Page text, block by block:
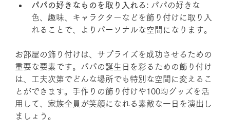
パパの好きなものを取り入れる: パパの好きな
色、趣味、キャラクターなどを飾り付けに取り入
れることで、よりパーソナルな空間になります。
お部屋の飾り付けは、サプライズを成功させるための
重要な要素です。パパの誕生日を彩るための飾り付け
は、工夫次第でどんな場所でも特別な空間に変えるこ
とができます。手作りの飾り付けや100均グッズを活
用して、家族全員が笑顔になれる素敵な一日を演出し
ましょう。